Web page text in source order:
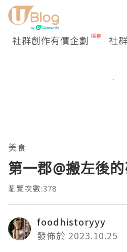
社群創作有價企劃 社
美食
第一郡@搬左後
瀏覽次數:378
foodhistoryyy
發佈於 2023.10.25